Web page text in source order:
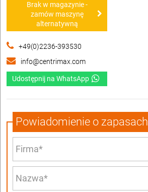
Brak w magazynie -
zamów maszynę
alternatywną
+49(0)2236-393530
info@centrimax.com
Udostępnij na WhatsApp
Powiadomienie o zapasach